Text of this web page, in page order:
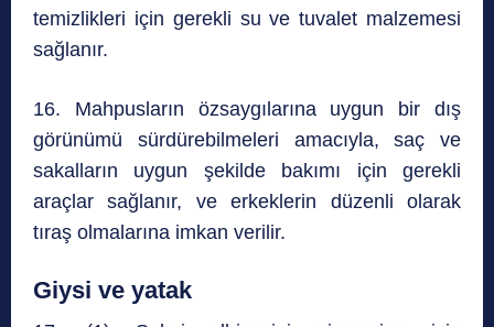
temizlikleri için gerekli su ve tuvalet malzemesi
sağlanır.
16. Mahpusların özsaygılarına uygun bir dış
görünümü sürdürebilmeleri amacıyla, saç ve
sakalların uygun şekilde bakımı için gerekli
araçlar sağlanır, ve erkeklerin düzenli olarak
tıraş olmalarına imkan verilir.
Giysi ve yatak